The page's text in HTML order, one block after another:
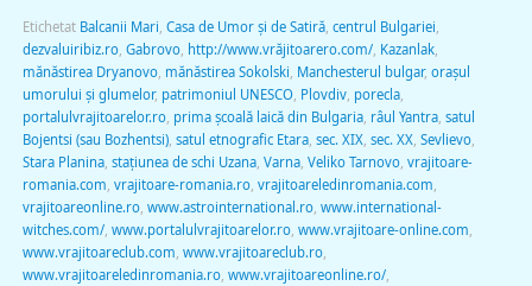
Etichetat Balcanii Mari Casa de Umor şi de Satiră, centrul Bulgariei
dezvaluiribiz.ro, Gabrovo, http://www.vrăjitoarero.com/, Kazanlak,
mănăstirea Dryanovo, mănăstirea Sokolski Manchesterul bulgar, oraşul
umorului şi glumelor, patrimoniul UNESCO, Plovdiv, porecla,
portalulvrajitoarelor.ro, prima şcoală laică din Bulgaria, râul Yantra, satul
Bojentsi (sau Bozhentsi), satul etnografic Etara, sec. XIX, sec. XX, Sevlievo,
Stara Planina, staţiunea de schi Uzana, Varna, Veliko Tarnovo, vrajitoare-
romania.com vrajitoare-romania.ro, vrajitoareledinromania.com
vrajitoareonline.ro, www.astrointernational.ro, www.international-
witches.com/, www.portalulvrajitoarelor.ro, www.vrajitoare-online.com
www.vrajitoareclub.com www.vrajitoareclub.ro,
www.vrajitoareledinromania.ro, www.vrajitoareonline.ro/,